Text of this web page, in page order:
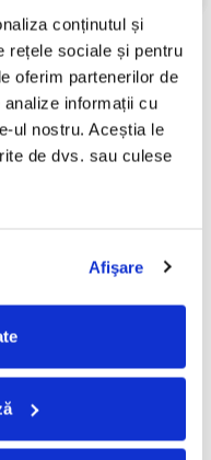
conținutul și
rețele sociale și pentru
oferim partenerilor de
informații cu
ul nostru. Aceștia le
de dvs. sau culese
Afişare
3:27
I'm Bored 3:10
- În Focuri , (CD)
ADAUGA IN COS